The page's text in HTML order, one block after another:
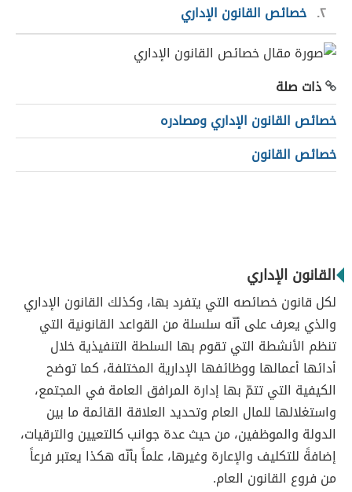
٢ خصائص القانون الإداري
ذات صلة
خصائص القانون الإداري ومصادره
خصائص القانون
القانون الإداري
لكل قانون خصائصه التي يتفرد بها، وكذلك القانون الإداري
والذي يعرف على أنّه سلسلة من القواعد القانونية التي
تنظم الأنشطة التي تقوم بها السلطة التنفيذية خلال
أدائها أعمالها ووظائفها الإدارية المختلفة، كما توضح
الكيفية التي تتمّ بها إدارة المرافق العامة في المجتمع،
واستغلالها للمال العام وتحديد العلاقة القائمة ما بين
الدولة والموظفين، من حيث عدة جوانب كالتعيين والترقيات،
إضافةً للتكليف والإعارة وغيرها، علماً بأنّه هكذا يعتبر فرعاً
من فروع القانون العام.